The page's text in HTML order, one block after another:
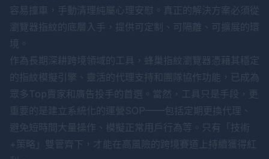
容易撞車，手動清理純屬心理安慰。真正的解決方案必須從
瀏覽器指紋的底層入手，提供可定制、可隔離、可擴展的環
境。
作為長期深耕跨境領域的工具，蜂巢指紋瀏覽器憑藉其穩定
的指紋模擬引擎、靈活的代理支持和團隊協作功能，已成為
眾多Top賣家和廣告投手的首選。當然，工具只是手段，更
重要的是建立系統化的運營SOP——包括定期更換代理、
避免短時間大量操作、模擬正常用戶行為等。只有「技術
+策略」雙管齊下，才能在高風險的跨境賽道上持續獲得紅